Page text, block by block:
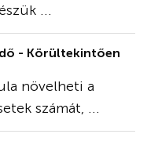
...
- Körültekintően
növelheti a
számát, ...